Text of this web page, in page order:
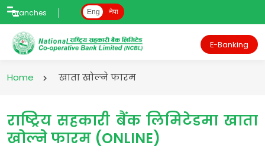
Branches Eng नेपा
E-Banking
Home खाता खोल्ने फारम
राष्ट्रिय सहकारी बैंक लिमिटेडमा खाता
खोल्ने फारम (ONLINE)